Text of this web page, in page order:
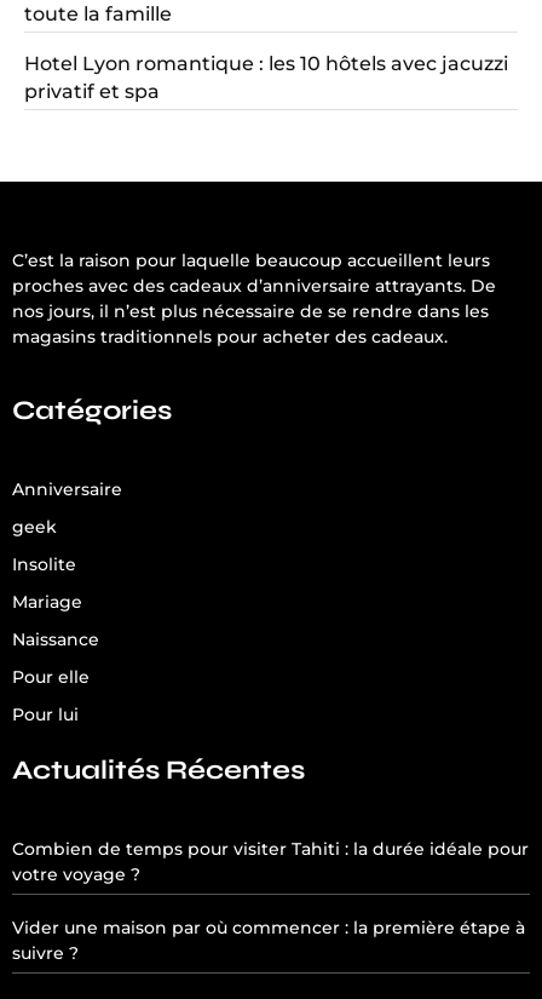
toute la famille
Hotel Lyon romantique : les 10 hôtels avec jacuzzi
privatif et spa
C’est la raison pour laquelle beaucoup accueillent leurs
proches avec des cadeaux d’anniversaire attrayants. De
nos jours, il n’est plus nécessaire de se rendre dans les
magasins traditionnels pour acheter des cadeaux.
Catégories
Anniversaire
geek
Insolite
Mariage
Naissance
Pour elle
Pour lui
Actualités Récentes
Combien de temps pour visiter Tahiti : la durée idéale pour
votre voyage ?
Vider une maison par où commencer : la première étape à
suivre ?